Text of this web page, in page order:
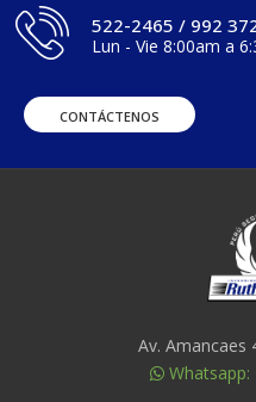
522-2465 / 992
Lun - Vie 8:00am a
CONTÁCTENOS
Av. Amancaes
Whatsapp: